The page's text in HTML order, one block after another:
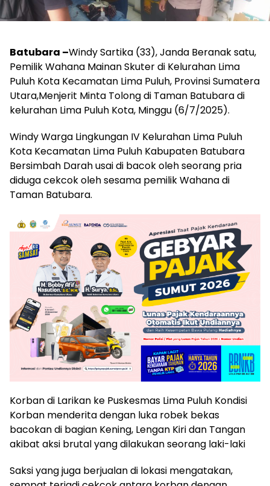
Batubara –Windy Sartika (33), Janda Beranak satu,
Pemilik Wahana Mainan Skuter di Kelurahan Lima
Puluh Kota Kecamatan Lima Puluh, Provinsi Sumatera
Utara,Menjerit Minta Tolong di Taman Batubara di
kelurahan Lima Puluh Kota, Minggu (6/7/2025).
Windy Warga Lingkungan IV Kelurahan Lima Puluh
Kota Kecamatan Lima Puluh Kabupaten Batubara
Bersimbah Darah usai di bacok oleh seorang pria
diduga cekcok oleh sesama pemilik Wahana di
Taman Batubara.
Korban di Larikan ke Puskesmas Lima Puluh Kondisi
Korban menderita dengan luka robek bekas
bacokan di bagian Kening, Lengan Kiri dan Tangan
akibat aksi brutal yang dilakukan seorang laki-laki
Saksi yang juga berjualan di lokasi mengatakan,